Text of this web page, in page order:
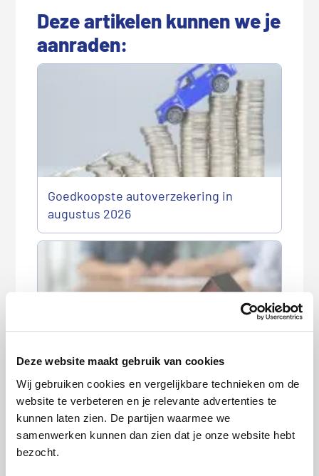
Deze website maakt gebruik van cookies
Wij gebruiken cookies en vergelijkbare technieken om de
website te verbeteren en je relevante advertenties te
kunnen laten zien. De partijen waarmee we
samenwerken kunnen dan zien dat je onze website hebt
bezocht.
Deze artikelen kunnen we je
aanraden:
Goedkoopste autoverzekering in
augustus 2026
Goedkoopste woonverzekering in
augustus 2026